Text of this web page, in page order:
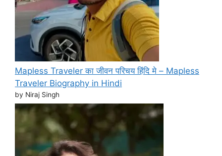
Mapless Traveler का जीवन परिचय हिंदि मे – Mapless
Traveler Biography in Hindi
by Niraj Singh